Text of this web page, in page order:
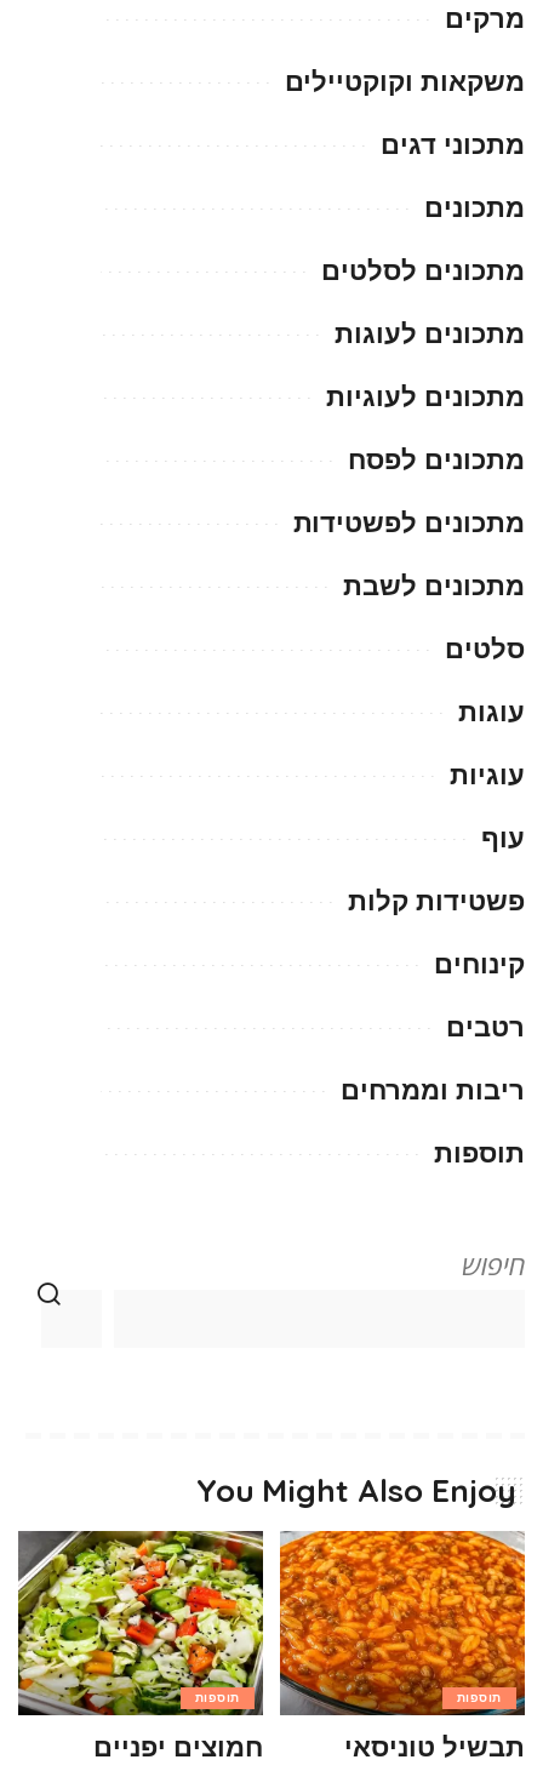
מרקים
משקאות וקוקטיילים
מתכוני דגים
מתכונים
מתכונים לסלטים
מתכונים לעוגות
מתכונים לעוגיות
מתכונים לפסח
מתכונים לפשטידות
מתכונים לשבת
סלטים
עוגות
עוגיות
עוף
פשטידות קלות
קינוחים
רטבים
ריבות וממרחים
תוספות
חיפוש
You Might Also Enjoy
תוספות
תבשיל טוניסאי
תוספות
חמוצים יפניים